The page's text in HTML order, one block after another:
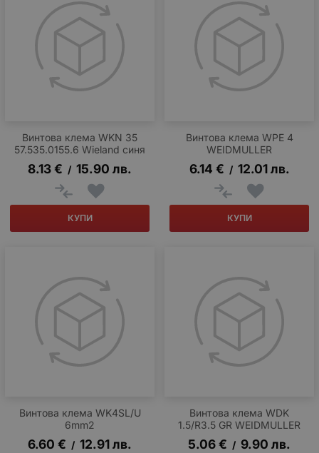
Винтова клема WKN 35
57.535.0155.6 Wieland синя
8.13€ / 15.90 лв.
КУПИ
Винтова клема WPE 4
WEIDMULLER
6.14 € / 12.01 лв.
КУПИ
Винтова клема WK4SL/U
6mm2
6.60 € / 12.91лв.
Винтова клема WDK
1.5/R3.5 GR WEIDMULLER
5.06€ / 9.90 лв.